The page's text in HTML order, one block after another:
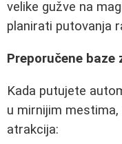
velike gužve na
planirati putovanja
Preporučene baze
Kada putujete
u mirnijim mestima,
atrakcija: